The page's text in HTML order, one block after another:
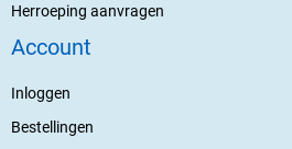
Herroeping aanvragen
Account
Inloggen
Bestellingen